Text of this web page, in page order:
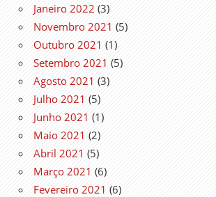
Janeiro 2022 (3)
Novembro 2021 (5)
Outubro 2021 (1)
Setembro 2021 (5)
Agosto 2021 (3)
Julho 2021 (5)
Junho 2021 (1)
Maio 2021 (2)
Abril 2021 (5)
Março 2021 (6)
Fevereiro 2021 (6)